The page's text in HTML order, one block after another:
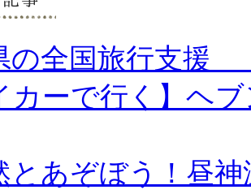
の全国旅行支援
カーで行く】ヘ
とあぞぼう！昼